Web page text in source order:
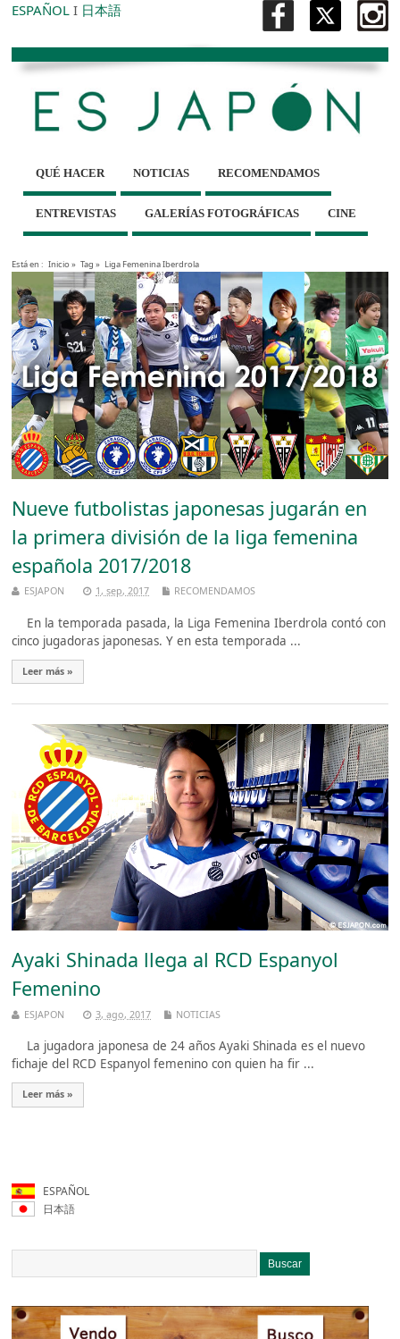
ESPAÑOL I 日本語
QUÉ HACER NOTICIAS RECOMENDAMOS
ENTREVISTAS GALERÍAS FOTOGRÁFICAS CINE
Está en : Inicio» Tag » Liga Femenina Iberdrola
Nueve futbolistas japonesas jugarán en
la primera división de la liga femenina
española 2017/2018
ESJAPON 1, sep, 2017 RECOMENDAMOS
En la temporada pasada, la Liga Femenina Iberdrola contó con
cinco jugadoras japonesas. Y en esta temporada ...
Leer más »
Ayaki Shinada llega al RCD Espanyol
Femenino
ESJAPON 3, ago, 2017 NOTICIAS
La jugadora japonesa de 24 años Ayaki Shinada es el nuevo
fichaje del RCD Espanyol femenino con quien ha fir ...
Leer más »
ESPAÑOL
日本語